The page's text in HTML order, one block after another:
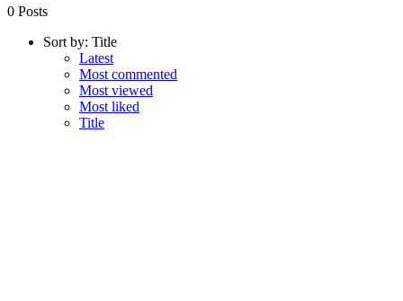
0 Posts
Sort by: Title
Latest
Most commented
Most viewed
Most liked
Title